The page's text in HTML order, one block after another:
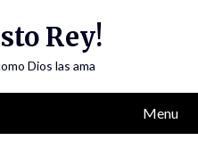
Rey!
Dios las ama
Menu